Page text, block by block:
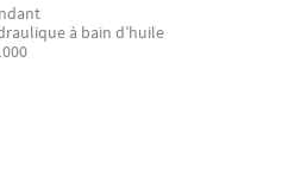
à bain d’huile